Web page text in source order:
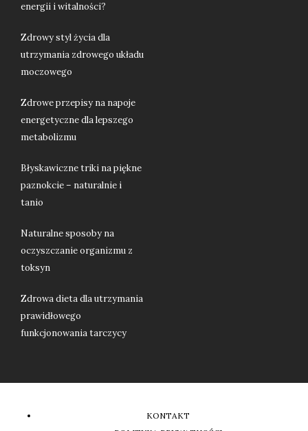
energii i witalności?
Zdrowy styl życia dla
utrzymania zdrowego układu
moczowego
Zdrowe przepisy na napoje
energetyczne dla lepszego
metabolizmu
Błyskawiczne triki na piękne
paznokcie – naturalnie i
tanio
Naturalne sposoby na
oczyszczanie organizmu z
toksyn
Zdrowa dieta dla utrzymania
prawidłowego
funkcjonowania tarczycy
KONTAKT